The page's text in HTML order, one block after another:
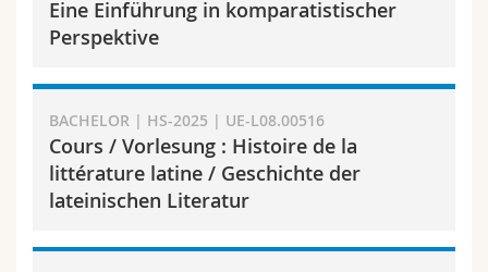
Math.-Nat. und Med. Fak.
Mitarbeitende
Webmail
MyUnifr
Eine Einführung in komparatistischer
Perspektive
BACHELOR | HS-2025 | UE-L08.00516
Cours / Vorlesung : Histoire de la
littérature latine / Geschichte der
lateinischen Literatur